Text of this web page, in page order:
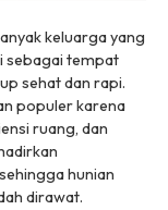
keluarga yang
sebagai tempat
sehat dan rapi.
populer karena
ruang, dan
hunian
dirawat.